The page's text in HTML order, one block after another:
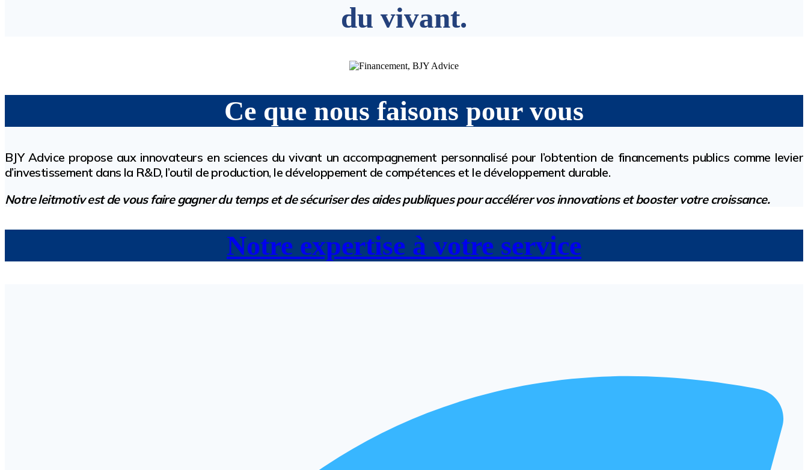
du vivant.
Ce que nous faisons pour vous
BJY Advice propose aux innovateurs en sciences du vivant un accompagnement personnalisé pour l’obtention de financements publics comme levier
d’investissement dans la R&D, l’outil de production, le développement de compétences et le développement durable.
Notre leitmotiv est de vous faire gagner du temps et de sécuriser des aides publiques pour accélérer vos innovations et booster votre croissance.
Notre expertise à votre service